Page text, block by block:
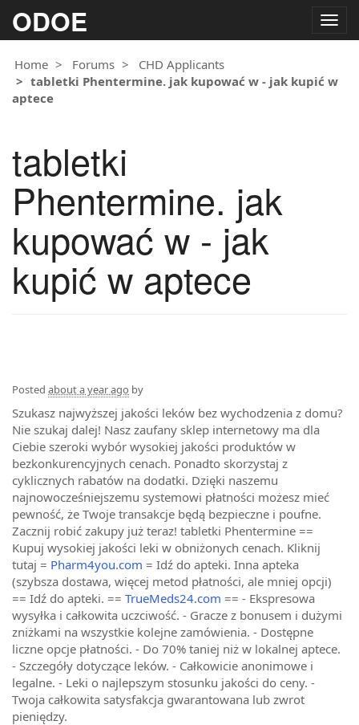
ODOE
Home
Forums
CHD Applicants
tabletki Phentermine. jak kupować w - jak kupić w
aptece
tabletki
Phentermine. jak
kupować w - jak
kupić w aptece
Posted about a year ago by
Szukasz najwyższej jakości leków bez wychodzenia z domu?
Nie szukaj dalej! Nasz zaufany sklep internetowy ma dla
Ciebie szeroki wybór wysokiej jakości produktów w
bezkonkurencyjnych cenach. Ponadto skorzystaj z
cyklicznych rabatów na dodatki. Dzięki naszemu
najnowocześniejszemu systemowi płatności możesz mieć
pewność, że Twoje transakcje będą bezpieczne i poufne.
Zacznij robić zakupy już teraz! tabletki Phentermine ==
Kupuj wysokiej jakości leki w obniżonych cenach. Kliknij
tutaj = Pharm4you.com = Idź do apteki. Inna apteka
(szybsza dostawa, więcej metod płatności, ale mniej opcji)
== Idź do apteki. == TrueMeds24.com == - Ekspresowa
wysyłka i całkowita uczciwość. - Gracze z bonusem i dużymi
zniżkami na wszystkie kolejne zamówienia. - Dostępne
liczne opcje płatności. - Do 70% taniej niż w lokalnej aptece.
- Szczegóły dotyczące leków. - Całkowicie anonimowe i
legalne. - Leki o najlepszym stosunku jakości do ceny. -
Twoja całkowita satysfakcja gwarantowana lub zwrot
pieniędzy.